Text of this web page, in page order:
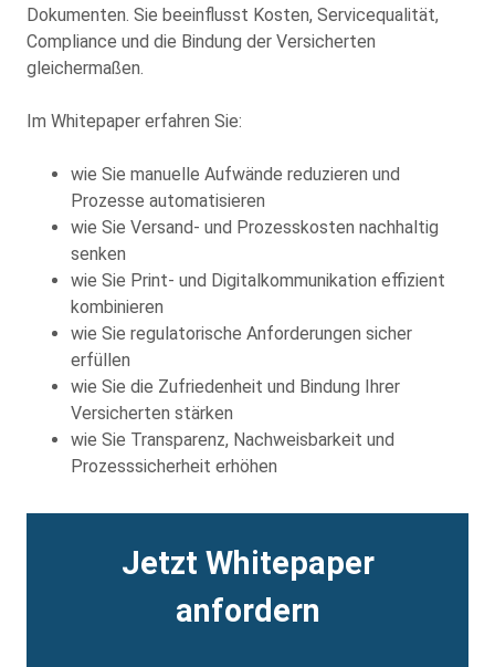
Dokumenten. Sie beeinflusst Kosten, Servicequalität,
Compliance und die Bindung der Versicherten
gleichermaßen.
Im Whitepaper erfahren Sie:
wie Sie manuelle Aufwände reduzieren und
Prozesse automatisieren
wie Sie Versand- und Prozesskosten nachhaltig
senken
wie Sie Print- und Digitalkommunikation effizient
kombinieren
wie Sie regulatorische Anforderungen sicher
erfüllen
wie Sie die Zufriedenheit und Bindung Ihrer
Versicherten stärken
wie Sie Transparenz, Nachweisbarkeit und
Prozesssicherheit erhöhen
DescriptionJetzt Whitepaper
anfordern